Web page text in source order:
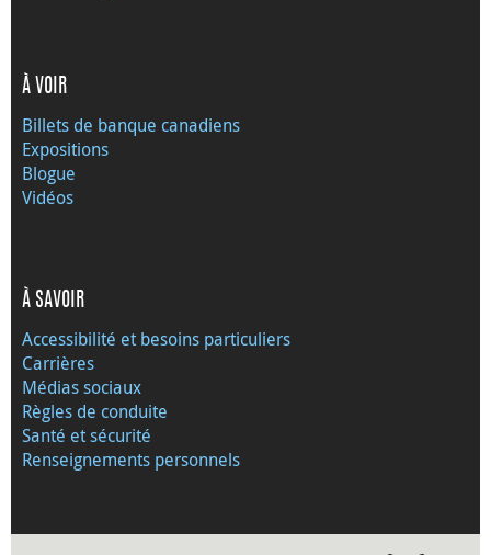
À VOIR
Billets de banque canadiens
Expositions
Blogue
Vidéos
À SAVOIR
Accessibilité et besoins particuliers
Carrières
Médias sociaux
Règles de conduite
Santé et sécurité
Renseignements personnels